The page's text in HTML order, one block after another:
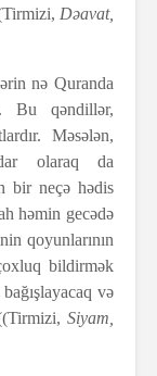
Dəavat,
nə Quranda
Bu qəndillər,
Məsələn,
olaraq da
bir neçə hədis
həmin gecədə
qoyunlarının
bildirmək
və
Siyam,